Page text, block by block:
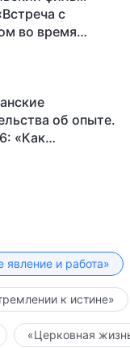
с
во время
Божье
об опыте.
«Как
явление и работа»
к истине»
«Церковная